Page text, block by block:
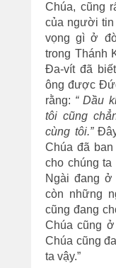
Chúa, cũng
của người tin
vọng gì ở
trong Thánh
Đa-vít đã
ông được
rằng: “ Dầu
tôi cũng
cùng tôi.”Đây
Chúa đã
cho chúng
Ngài đang
còn những
cũng đang
Chúa cũng
Chúa cũng
ta vậy.”